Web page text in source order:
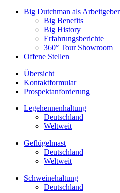
Big Dutchman als Arbeitgeber
Big Benefits
Big History
Erfahrungsberichte
360° Tour Showroom
Offene Stellen
Übersicht
Kontaktformular
Prospektanforderung
Legehennenhaltung
Deutschland
Weltweit
Geflügelmast
Deutschland
Weltweit
Schweinehaltung
Deutschland